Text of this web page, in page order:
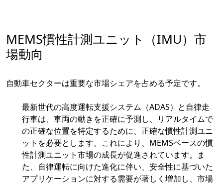
MEMS慣性計測ユニット（IMU）市
場動向
自動車セクターは重要な市場シェアを占める予定です。
最新世代の高度運転支援システム（ADAS）と自律走
行車は、車両の動きを正確に予測し、リアルタイムで
の正確な位置を特定するために、正確な慣性計測ユニ
ットを必要とします。これにより、MEMSベースの慣
性計測ユニット市場の成長が促進されています。ま
た、自律運転に向けた進化に伴い、安全性に基づいた
アプリケーションに対する需要が著しく増加し、市場